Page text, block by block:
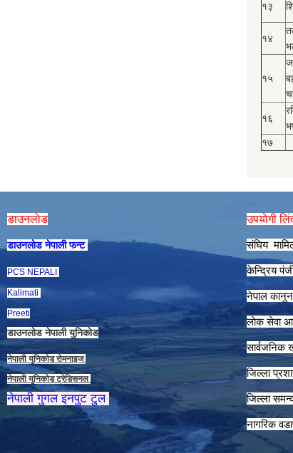
१३
१४
१५
१६
१७
डाउनलाेड
डाउनलाेड नेपाली फन्ट
PCS NEPALI
Kalimati
Preeti
डाउनलाेड नेपाली युनिकाेड
नेपाली युनिकाेड राेमनाइज
नेपाली युनिकाेड ट्रेडिसनल
नेपाली गुगल इनपुट टुल
उपयाेगी
संघिय
केन्द्रिय
नेपाल
लाेक सेवा
सार्वजनिक
जिल्ला
जिल्ला
नागरिक